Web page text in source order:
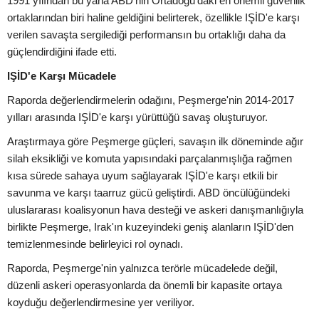
ortaklarından biri haline geldiğini belirterek, özellikle IŞİD'e karşı
verilen savaşta sergilediği performansın bu ortaklığı daha da
güçlendirdiğini ifade etti.
IŞİD'e Karşı Mücadele
Raporda değerlendirmelerin odağını, Peşmerge'nin 2014-2017
yılları arasında IŞİD'e karşı yürüttüğü savaş oluşturuyor.
Araştırmaya göre Peşmerge güçleri, savaşın ilk döneminde ağır
silah eksikliği ve komuta yapısındaki parçalanmışlığa rağmen
kısa sürede sahaya uyum sağlayarak IŞİD'e karşı etkili bir
savunma ve karşı taarruz gücü geliştirdi. ABD öncülüğündeki
uluslararası koalisyonun hava desteği ve askeri danışmanlığıyla
birlikte Peşmerge, Irak'ın kuzeyindeki geniş alanların IŞİD'den
temizlenmesinde belirleyici rol oynadı.
Raporda, Peşmerge'nin yalnızca terörle mücadelede değil,
düzenli askeri operasyonlarda da önemli bir kapasite ortaya
koyduğu değerlendirmesine yer veriliyor.